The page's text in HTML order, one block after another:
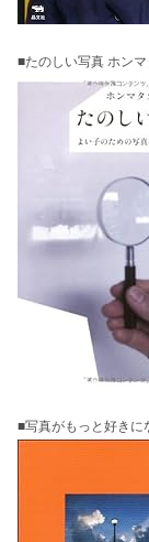
■たのしい写真 ホンマ
■写真がもっと好きに